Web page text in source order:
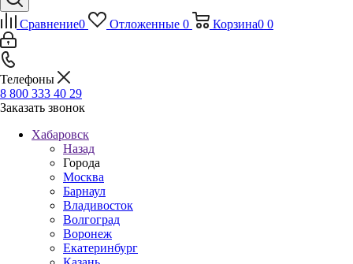
Сравнение0 Отложенные 0 Корзина0 0
Телефоны
8 800 333 40 29
Заказать звонок
Хабаровск
Назад
Города
Москва
Барнаул
Владивосток
Волгоград
Воронеж
Екатеринбург